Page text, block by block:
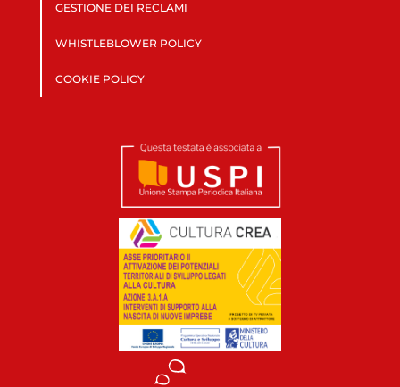
GESTIONE DEI RECLAMI
WHISTLEBLOWER POLICY
COOKIE POLICY